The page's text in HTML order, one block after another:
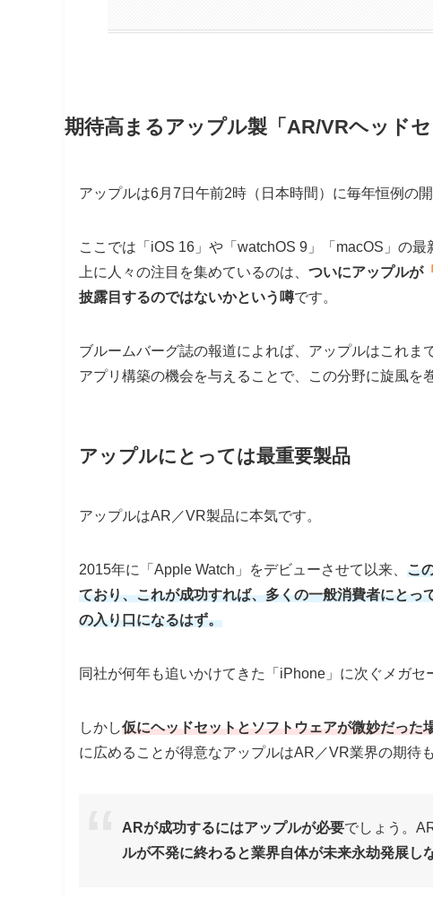
期待高まるアップル製「AR/VRヘッドセ
アップルは6月7日午前2時（日本時間）に毎年恒例の
ここでは「iOS 16」や「watchOS 9」「macOS」の
上に人々の注目を集めているのは、 ついにアップルが
披露目するのではないかという噂です。
ブルームバーグ誌の報道によれば、アップルはこれ
アプリ構築の機会を与えることで、この分野に旋風を
アップルにとっては最重要製品
アップルはAR／VR製品に本気です。
2015年に「Apple Watch」をデビューさせて以来、 こ
ており、これが成功すれば、多くの一般消費者にと
の入り口になるはず。
同社が何年も追いかけてきた「iPhone」に次ぐメガセ
しかし仮にヘッドセットとソフトウェアが微妙だった
に広めることが得意なアップルはAR／VR業界の期待
ARが成功するにはアップルが必要でしょう。
ルが不発に終わると業界自体が未来永劫発展し